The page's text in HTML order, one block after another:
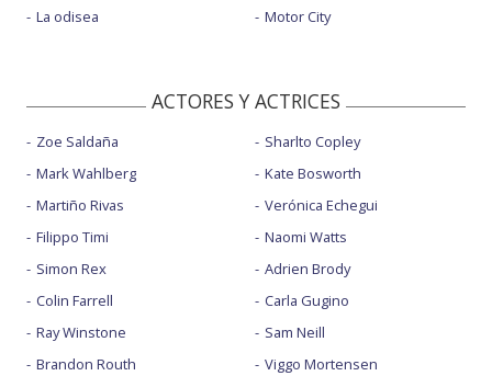
La odisea
Motor City
ACTORES Y ACTRICES
Zoe Saldaña
Mark Wahlberg
Martiño Rivas
Filippo Timi
Simon Rex
Colin Farrell
Ray Winstone
Brandon Routh
Sharlto Copley
Kate Bosworth
Verónica Echegui
Naomi Watts
Adrien Brody
Carla Gugino
Sam Neill
Viggo Mortensen